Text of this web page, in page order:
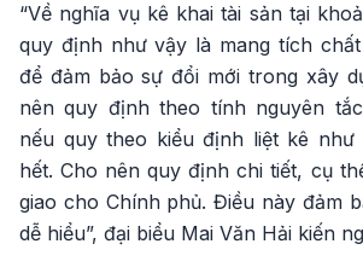
“Về nghĩa vụ kê khai tài sản tại
quy định như vậy là mang tích
để đảm bảo sự đổi mới trong xây
nên quy định theo tính nguyên
nếu quy theo kiểu định liệt kê
hết. Cho nên quy định chi tiết, cụ
giao cho Chính phủ. Điều này đảm
dễ hiểu”, đại biểu Mai Văn Hải kiến